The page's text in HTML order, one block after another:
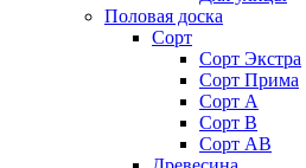
Половая доска
Сорт
Сорт Экстра
Сорт Прима
Сорт А
Сорт В
Сорт АВ